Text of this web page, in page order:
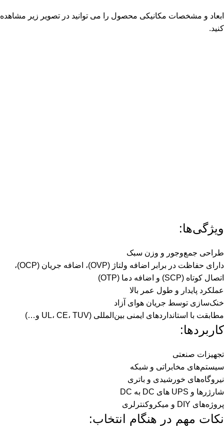
ابعاد و مشخصات مکانیکی محصول را می توانید در تصویر زیر مشاهده
کنید.
ویژگی‌ها:
طراحی جمع‌وجور و وزن سبک
دارای حفاظت در برابر اضافه ولتاژ (OVP)، اضافه جریان (OCP)،
اتصال کوتاه (SCP) و اضافه دما (OTP)
عملکرد پایدار و طول عمر بالا
خنک‌سازی توسط جریان هوای آزاد
مطابقت با استانداردهای ایمنی بین‌المللی (UL، CE، TUV و…)
کاربردها:
تجهیزات صنعتی
سیستم‌های مخابراتی و شبکه
نیروگاه‌های خورشیدی و باتری
شارژرها و UPS های DC به DC
پروژه‌های DIY و میکروکنترلری
نکات مهم در هنگام انتخاب: